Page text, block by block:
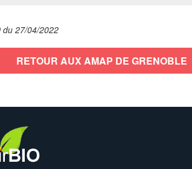
du 27/04/2022
RETOUR AUX AMAP DE GRENOBLE